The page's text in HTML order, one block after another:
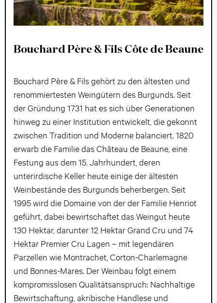
Bouchard Père & Fils Côte de Beaune
Bouchard Père & Fils gehört zu den ältesten und
renommiertesten Weingütern des Burgunds. Seit
der Gründung 1731 hat es sich über Generationen
hinweg zu einer Institution entwickelt, die gekonnt
zwischen Tradition und Moderne balanciert. 1820
erwarb die Familie das Château de Beaune, eine
Festung aus dem 15. Jahrhundert, deren
unterirdische Keller heute einige der ältesten
Weinbestände des Burgunds beherbergen. Seit
1995 wird die Domaine von der der Familie Henriot
geführt, dabei bewirtschaftet das Weingut heute
130 Hektar, darunter 12 Hektar Grand Cru und 74
Hektar Premier Cru Lagen – mit legendären
Parzellen wie Montrachet, Corton-Charlemagne
und Bonnes-Mares. Der Weinbau folgt einem
kompromisslosen Qualitätsanspruch: Nachhaltige
Bewirtschaftung, akribische Handlese und